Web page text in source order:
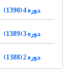
دوره 4 (1390)
دوره 3 (1389)
دوره 2 (1388)